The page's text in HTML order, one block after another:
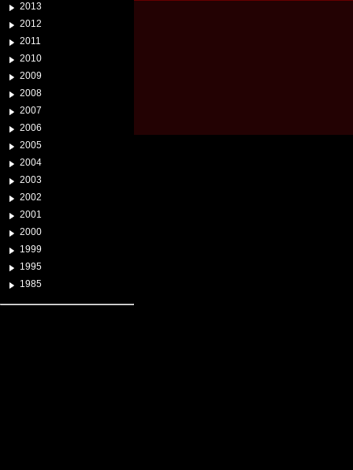
2013
2012
2011
2010
2009
2008
2007
2006
2005
2004
2003
2002
2001
2000
1999
1995
1985